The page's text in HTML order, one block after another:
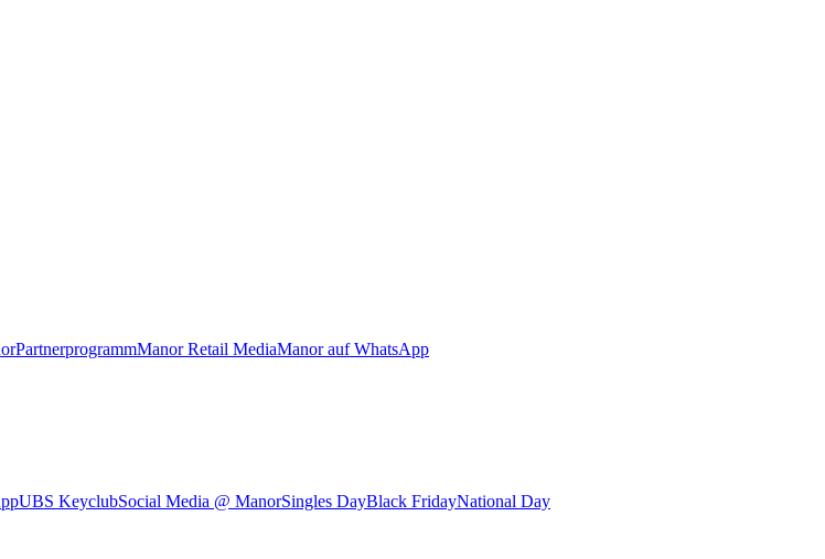
PartnerprogrammManor Retail MediaManor auf WhatsApp
UBS KeyclubSocial Media @ ManorSingles DayBlack FridayNational Day